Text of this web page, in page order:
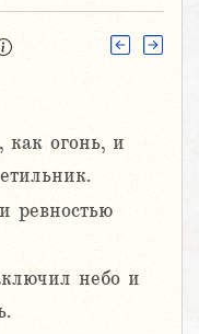
как огонь, и
ревностью
небо и